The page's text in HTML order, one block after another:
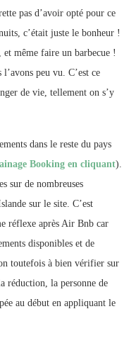
pas d’avoir opté pour ce
c’était juste le bonheur !
même faire un barbecue !
peu vu. C’est ce
de vie, tellement on s’y
dans le reste du pays
Booking en cliquant).
sur de nombreuses
sur le site. C’est
réflexe après Air Bnb car
disponibles et de
toutefois à bien vérifier sur
réduction, la personne de
au début en appliquant le